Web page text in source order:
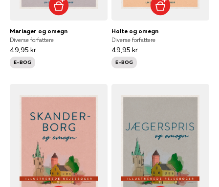
Mariager og omegn
Diverse forfattere
49,95 kr
E-BOG
Holte og omegn
Diverse forfattere
49,95 kr
E-BOG